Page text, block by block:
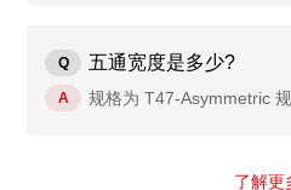
Q 五通宽度是多少?
A 规格为 T47-Asymmetric
了解更